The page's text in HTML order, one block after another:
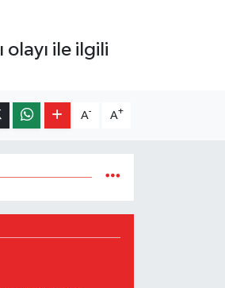
olayı ile ilgili
A- A+